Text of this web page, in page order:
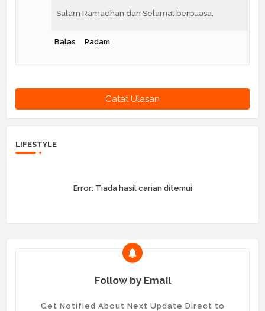
Salam Ramadhan dan Selamat berpuasa.
Balas Padam
Catat Ulasan
LIFESTYLE
Error:Tiada hasil carian ditemui
Follow by Email
Get Notified About Next Update Direct to